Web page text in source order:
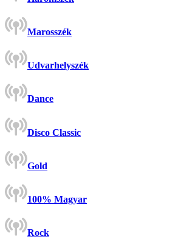
Marosszék
Udvarhelyszék
Dance
Disco Classic
Gold
100% Magyar
Rock